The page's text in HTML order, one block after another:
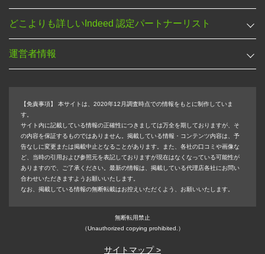
どこよりも詳しいIndeed 認定パートナーリスト
運営者情報
【免責事項】
本サイトは、2020年12月調査時点での情報をもとに制作していま
す。
サイト内に記載している情報の正確性につきましては万全を期しておりますが、そ
の内容を保証するものではありません。掲載している情報・コンテンツ内容は、予
告なしに変更または掲載中止となることがあります。また、各社の口コミや画像な
ど、当時の引用および参照元を表記しておりますが現在はなくなっている可能性が
ありますので、ご了承ください。最新の情報は、掲載している代理店各社にお問い
合わせいただきますようお願いいたします。
なお、掲載している情報の無断転載はお控えいただくよう、お願いいたします。
無断転用禁止
（Unauthorized copying prohibited.）
サイトマップ >